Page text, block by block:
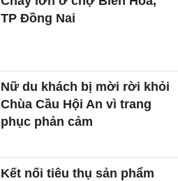
TP Đồng Nai
Nữ du khách bị mời rời khỏi
Chùa Cầu Hội An vì trang
phục phản cảm
Kết nối tiêu thụ sản phẩm